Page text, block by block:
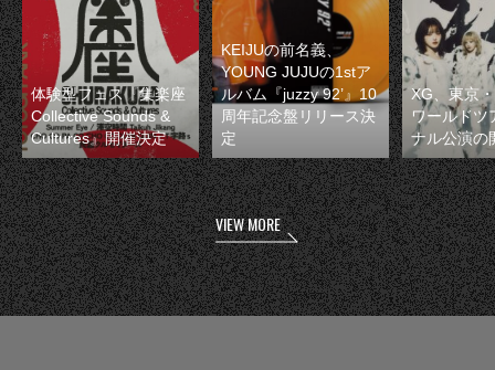
体験型フェス『集楽座
Collective Sounds &
Cultures』開催決定
KEIJUの前名義、
YOUNG JUJUの1stア
ルバム『juzzy 92’』10
周年記念盤リリース決
定
XG、東京
ワールドツ
ナル公演の
VIEW MORE